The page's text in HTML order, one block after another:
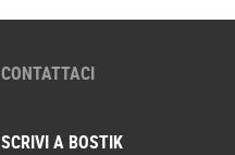
CONTATTACI
SCRIVI A BOSTIK